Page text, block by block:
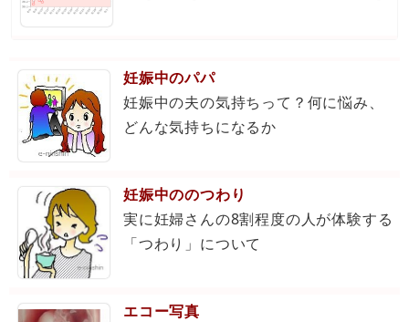
妊娠中のパパ
妊娠中の夫の気持ちって？何に悩み、
どんな気持ちになるか
妊娠中ののつわり
実に妊婦さんの8割程度の人が体験する
「つわり」について
エコー写真